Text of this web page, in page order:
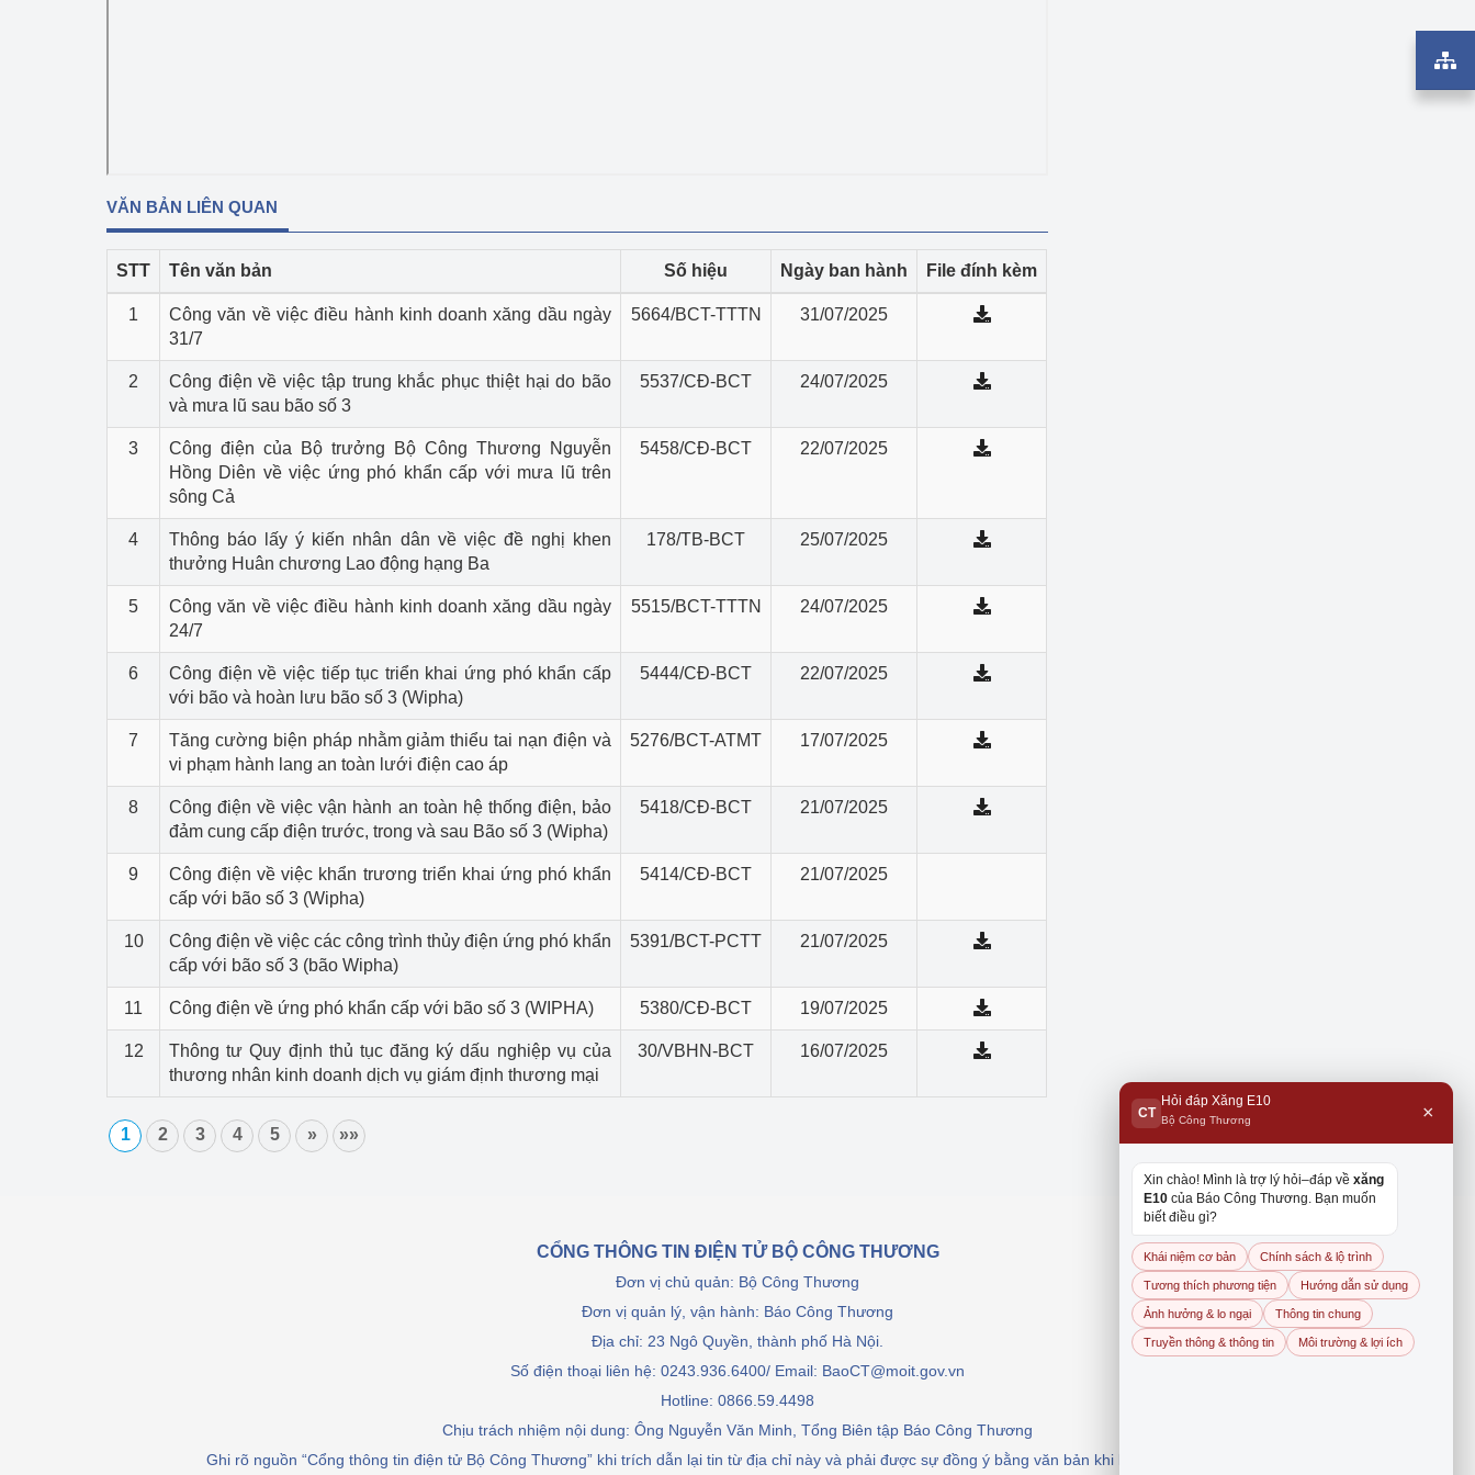
VĂN BẢN LIÊN QUAN
STT Tên văn bản Số hiệu Ngày ban hành File đính kèm
1
Công văn về việc điều hành kinh doanh xăng dầu ngày
31/7
5664/BCT-TTTN 31/07/2025
2
Công điện về việc tập trung khắc phục thiệt hại do bão
và mưa lũ sau bão số 3
5537/CĐ-BCT 24/07/2025
3
Công điện của Bộ trưởng Bộ Công Thương Nguyễn
Hồng Diên về việc ứng phó khẩn cấp với mưa lũ trên
sông Cả
5458/CĐ-BCT 22/07/2025
4
Thông báo lấy ý kiến nhân dân về việc đề nghị khen
thưởng Huân chương Lao động hạng Ba
178/TB-BCT 25/07/2025
5
Công văn về việc điều hành kinh doanh xăng dầu ngày
24/7
5515/BCT-TTTN 24/07/2025
6
Công điện về việc tiếp tục triển khai ứng phó khẩn cấp
với bão và hoàn lưu bão số 3 (Wipha)
5444/CĐ-BCT 22/07/2025
7
Tăng cường biện pháp nhằm giảm thiểu tai nạn điện và
vi phạm hành lang an toàn lưới điện cao áp
5276/BCT-ATMT 17/07/2025
8
Công điện về việc vận hành an toàn hệ thống điện, bảo
đảm cung cấp điện trước, trong và sau Bão số 3 (Wipha)
5418/CĐ-BCT 21/07/2025
9
Công điện về việc khẩn trương triển khai ứng phó khẩn
cấp với bão số 3 (Wipha)
5414/CĐ-BCT 21/07/2025
10
Công điện về việc các công trình thủy điện ứng phó khẩn
cấp với bão số 3 (bão Wipha)
5391/BCT-PCTT 21/07/2025
11 Công điện về ứng phó khẩn cấp với bão số 3 (WIPHA) 5380/CĐ-BCT 19/07/2025
12
Thông tư Quy định thủ tục đăng ký dấu nghiệp vụ của
thương nhân kinh doanh dịch vụ giám định thương mại
30/VBHN-BCT 16/07/2025
1 2 3 4 5 » »»
CỔNG THÔNG TIN ĐIỆN TỬ BỘ CÔNG THƯƠNG
Đơn vị chủ quản: Bộ Công Thương
Đơn vị quản lý, vận hành: Báo Công Thương
Địa chỉ: 23 Ngô Quyền, thành phố Hà Nội.
Số điện thoại liên hệ: 0243.936.6400/ Email: BaoCT@moit.gov.vn
Hotline: 0866.59.4498
Chịu trách nhiệm nội dung: Ông Nguyễn Văn Minh, Tổng Biên tập Báo Công Thương
Ghi rõ nguồn “Cổng thông tin điện tử Bộ Công Thương” khi trích dẫn lại tin từ địa chỉ này và phải được sự đồng ý bằng văn bản khi khai thác, dẫn nguồn.
CT
Hỏi đáp Xăng E10
Bộ Công Thương ×
Xin chào! Mình là trợ lý hỏi–đáp về xăng
E10 của Báo Công Thương. Bạn muốn
biết điều gì?
Khái niệm cơ bản Chính sách & lộ trình
Tương thích phương tiện Hướng dẫn sử dụng
Ảnh hưởng & lo ngại Thông tin chung
Truyền thông & thông tin Môi trường & lợi ích